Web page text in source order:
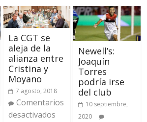
La CGT se
aleja de la
alianza entre
Cristina y
Moyano
7 agosto, 2018
Comentarios
desactivados
Newell’s:
Joaquín
Torres
podría irse
del club
10 septiembre,
2020